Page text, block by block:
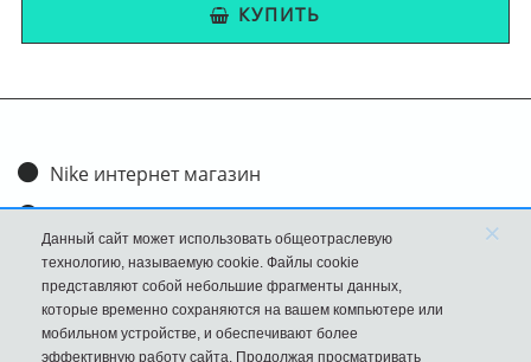
КУПИТЬ
Nike интернет магазин
Доставка и оплата
Обмен и возврат
Размеры
FAQ
Данный сайт может использовать общеотраслевую
технологию, называемую cookie. Файлы cookie
представляют собой небольшие фрагменты данных,
которые временно сохраняются на вашем компьютере или
мобильном устройстве, и обеспечивают более
эффективную работу сайта. Продолжая просматривать
×